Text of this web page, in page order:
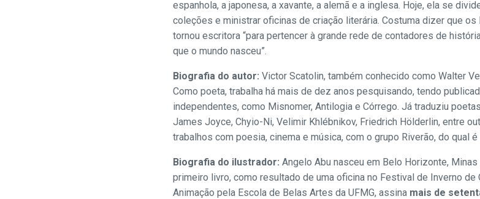
espanhola, a japonesa, a xavante, a alemã e a inglesa. Hoje, ela se
coleções e ministrar oficinas de criação literária. Costuma dizer que
tornou escritora “para pertencer à grande rede de contadores de
que o mundo nasceu”.
Biografia do autor: Victor Scatolin, também conhecido como Walter
Como poeta, trabalha há mais de dez anos pesquisando, tendo
independentes, como Misnomer, Antilogia e Córrego. Já traduziu
James Joyce, Chyio-Ni, Velimir Khlébnikov, Friedrich Hölderlin, entre
trabalhos com poesia, cinema e música, com o grupo Riverão, do qual
Biografia do ilustrador: Angelo Abu nasceu em Belo Horizonte,
primeiro livro, como resultado de uma oficina no Festival de Inverno de
Animação pela Escola de Belas Artes da UFMG, assina mais de